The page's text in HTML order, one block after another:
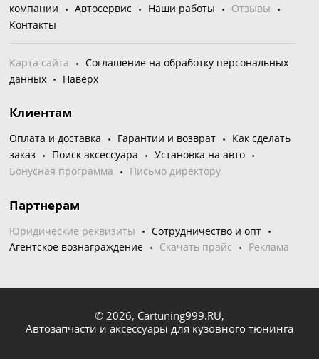
компании
Автосервис Наши работы
Отзывы
Контакты
Карта сайта
Соглашение на обработку персональных
данных
Наверх
Клиентам
Оплата и доставка Гарантии и возврат
Как сделать
заказ
Поиск аксессуара
Установка на авто
Бонусная программа
Письмо директору
Партнерам
Юридические реквизиты
Сотрудничество и опт
Агентское вознаграждение
Скачать прайс Реклама
© 2026, Cartuning999.RU,
Автозапчасти и аксессуары для кузовного тюнинга